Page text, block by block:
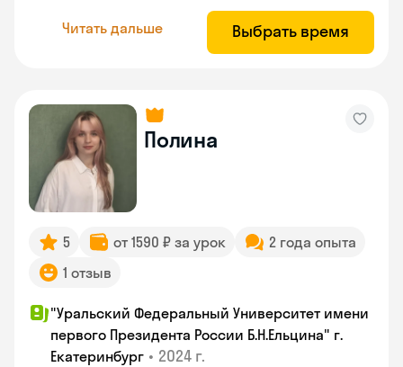
Читать дальше Выбрать время
Полина
5 от 1590 ₽ за урок
2 года опыта
1 отзыв
"Уральский Федеральный Университет имени
первого Президента России Б.Н.Ельцина" г.
Екатеринбург • 2024 г.